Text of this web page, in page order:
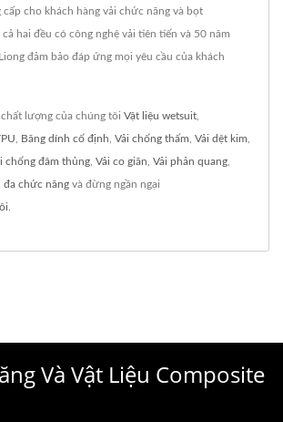
cấp cho khách hàng vải chức năng và bọt
hai đều có công nghệ vải tiên tiến và 50 năm
đảm bảo đáp ứng mọi yêu cầu của khách
lượng của chúng tôi Vật liệu wetsuit
Băng dính cố định Vải chống thấm Vải dệt kim
chống đâm thủng Vải co giãn Vải phản quang
đa chức năng và đừng ngần ngại
Và Vật Liệu Composite